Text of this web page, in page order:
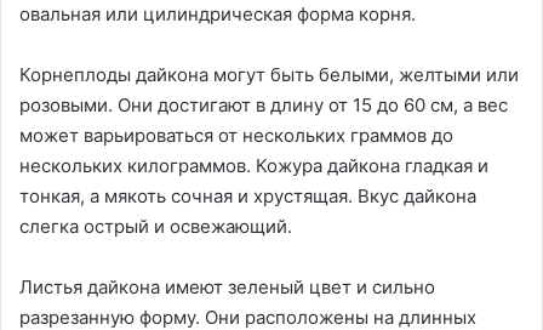
овальная или цилиндрическая форма корня.
Корнеплоды дайкона могут быть белыми, желтыми или
розовыми. Они достигают в длину от 15 до 60 см, а вес
может варьироваться от нескольких граммов до
нескольких килограммов. Кожура дайкона гладкая и
тонкая, а мякоть сочная и хрустящая. Вкус дайкона
слегка острый и освежающий.
Листья дайкона имеют зеленый цвет и сильно
разрезанную форму. Они расположены на длинных